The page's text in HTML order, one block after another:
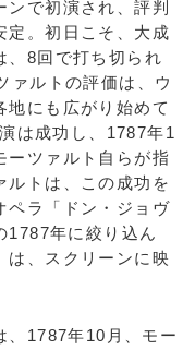
で初演され、評判
定。初日こそ、大成
、8回で打ち切られ
ァルトの評価は、ウ
地にも広がり始めて
は成功し、1787年1
ーツァルト自らが指
ルトは、この成功を
ペラ「ドン・ジョヴ
1787年に絞り込ん
は、スクリーンに映
1787年10月、モー